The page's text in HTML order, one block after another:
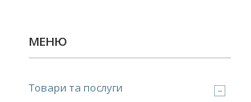
Товари та послуги